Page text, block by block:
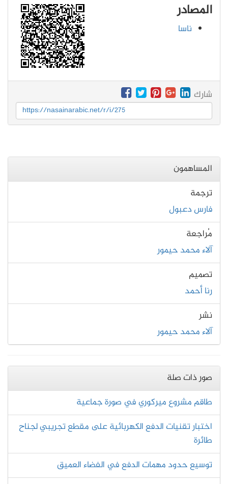
المصادر
ناسا
شارك
https://nasainarabic.net/r/i/275
المساهمون
ترجمة
فارس دعبول
مُراجعة
آلاء محمد حيمور
تصميم
رنا أحمد
نشر
آلاء محمد حيمور
صور ذات صلة
طاقم مشروع ميركوري في صورة جماعية
اختبار تقنيات الدفع الكهربائية على مقطع تجريبي لجناح
طائرة
توسيع حدود مهمات الدفع في الفضاء العميق